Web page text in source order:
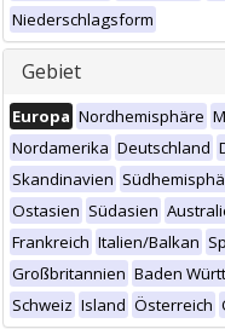
Niederschlagsform
Gebiet
Europa Nordhemisphäre
Nordamerika Deutschland
Skandinavien
Ostasien Südasien
Frankreich Italien/Balkan
Großbritannien Baden
Schweiz Island Österreich